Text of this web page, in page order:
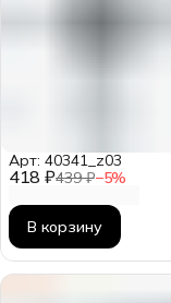
418 ₽439 ₽−5%
Арт: 40341_z03
В корзину